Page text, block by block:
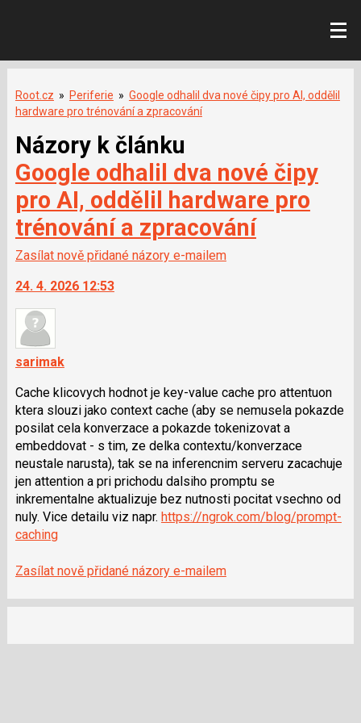
Root.cz » Periferie » Google odhalil dva nové čipy pro AI, oddělil
hardware pro trénování a zpracování
Názory k článku
Google odhalil dva nové čipy
pro AI, oddělil hardware pro
trénování a zpracování
Zasílat nově přidané názory e-mailem
24. 4. 2026 12:53
sarimak
Cache klicovych hodnot je key-value cache pro attentuon
ktera slouzi jako context cache (aby se nemusela pokazde
posilat cela konverzace a pokazde tokenizovat a
embeddovat - s tim, ze delka contextu/konverzace
neustale narusta), tak se na inferencnim serveru zacachuje
jen attention a pri prichodu dalsiho promptu se
inkrementalne aktualizuje bez nutnosti pocitat vsechno od
nuly. Vice detailu viz napr. https://ngrok.com/blog/prompt-
caching
Zasílat nově přidané názory e-mailem